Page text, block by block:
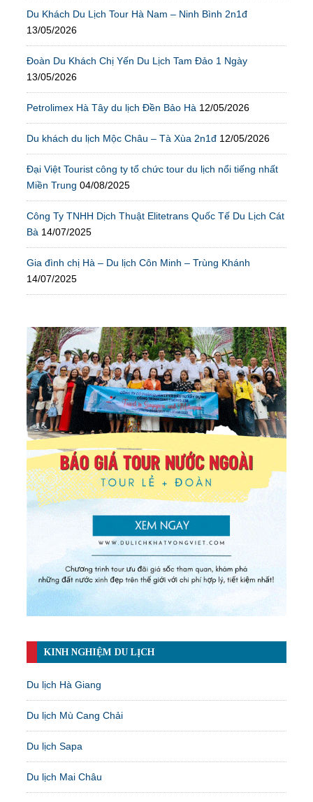
Du Khách Du Lịch Tour Hà Nam – Ninh Bình 2n1đ
13/05/2026
Đoàn Du Khách Chị Yến Du Lịch Tam Đảo 1 Ngày
13/05/2026
Petrolimex Hà Tây du lịch Đền Bảo Hà 12/05/2026
Du khách du lịch Mộc Châu – Tà Xùa 2n1đ 12/05/2026
Đại Việt Tourist công ty tổ chức tour du lịch nổi tiếng nhất
Miền Trung 04/08/2025
Công Ty TNHH Dịch Thuật Elitetrans Quốc Tế Du Lịch Cát
Bà 14/07/2025
Gia đình chị Hà – Du lịch Côn Minh – Trùng Khánh
14/07/2025
KINH NGHIỆM DU LỊCH
Du lịch Hà Giang
Du lịch Mù Cang Chải
Du lịch Sapa
Du lịch Mai Châu